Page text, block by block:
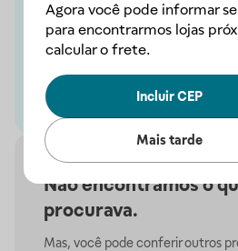
Agora você pode informar
para encontrarmos lojas
calcular o frete.
Incluir CEP
Mais tarde
Não encontramos o
procurava.
Mas, você pode conferir outros